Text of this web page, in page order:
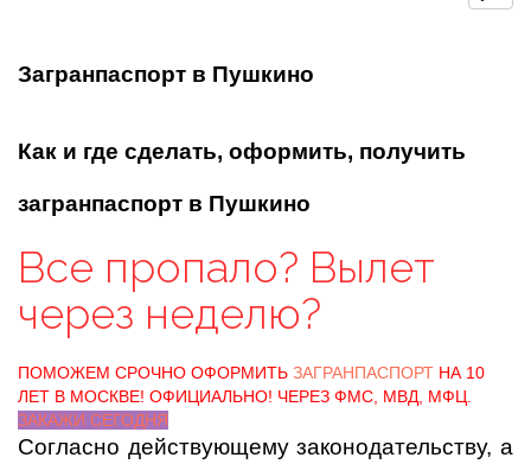
Загранпаспорт в Пушкино
Как и где сделать, оформить, получить
загранпаспорт в Пушкино
Все пропало? Вылет
через неделю?
ПОМОЖЕМ СРОЧНО ОФОРМИТЬ ЗАГРАНПАСПОРТ НА 10
ЛЕТ В МОСКВЕ! ОФИЦИАЛЬНО! ЧЕРЕЗ ФМС, МВД, МФЦ.
ЗАКАЖИ СЕГОДНЯ
Согласно действующему законодательству, а